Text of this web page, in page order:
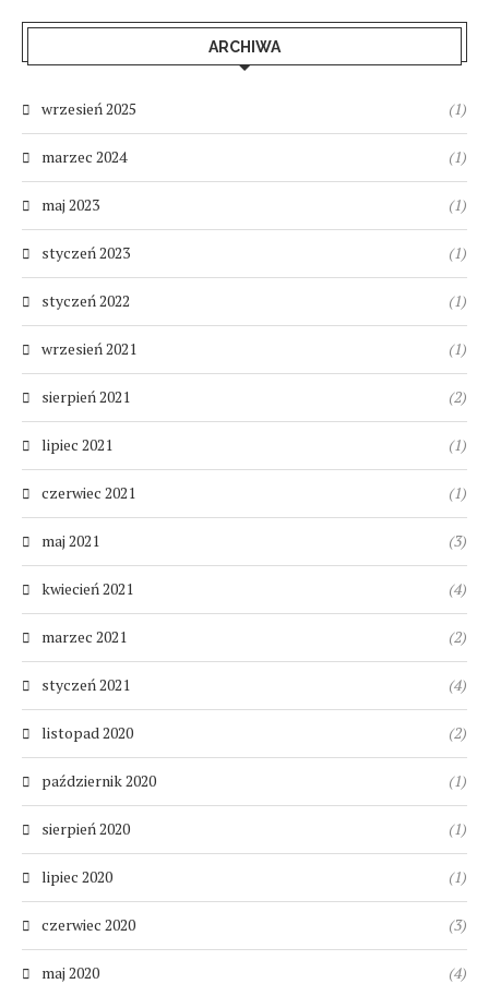
ARCHIWA
wrzesień 2025 (1)
marzec 2024 (1)
maj 2023 (1)
styczeń 2023 (1)
styczeń 2022 (1)
wrzesień 2021 (1)
sierpień 2021 (2)
lipiec 2021 (1)
czerwiec 2021 (1)
maj 2021 (3)
kwiecień 2021 (4)
marzec 2021 (2)
styczeń 2021 (4)
listopad 2020 (2)
październik 2020 (1)
sierpień 2020 (1)
lipiec 2020 (1)
czerwiec 2020 (3)
maj 2020 (4)